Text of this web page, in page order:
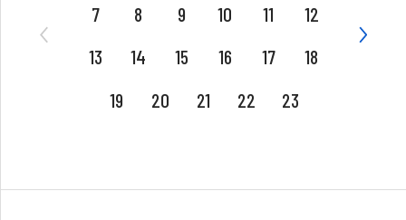
7
8 9 10 11
12
13
14 15 16 17
18
19
20 21 22 23